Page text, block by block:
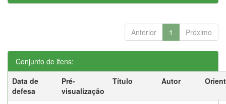
Anterior 1 Próximo
Conjunto de itens:
Data de
defesa
Pré-
visualização
Título Autor